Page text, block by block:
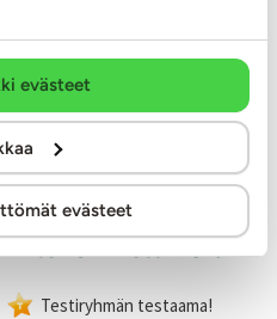
evästeet
evästeet
Xocoon
Eternal Love - G-
klitoriskiihottimella
Testiryhmän testaama!